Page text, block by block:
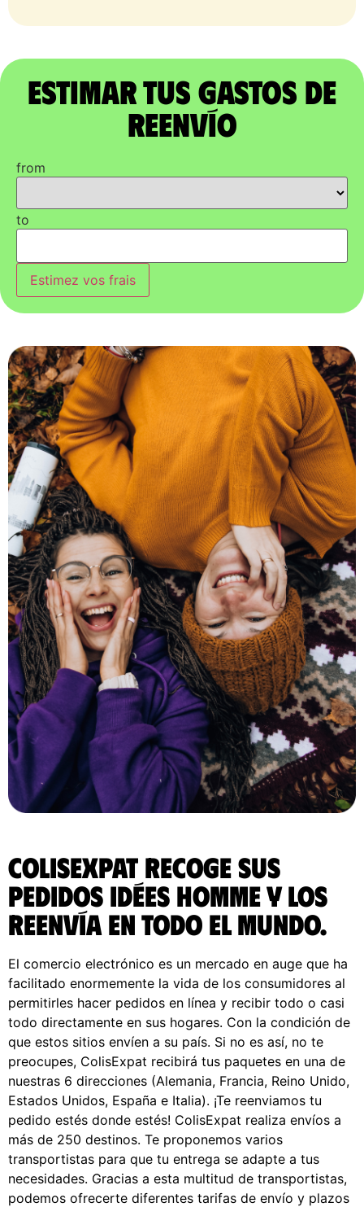
Estimar tus gastos de
reenvío
from
to
Estimez vos frais
ColisExpat recoge sus
pedidos Idées Homme y los
reenvía en todo el Mundo.
El comercio electrónico es un mercado en auge que ha
facilitado enormemente la vida de los consumidores al
permitirles hacer pedidos en línea y recibir todo o casi
todo directamente en sus hogares. Con la condición de
que estos sitios envíen a su país. Si no es así, no te
preocupes, ColisExpat recibirá tus paquetes en una de
nuestras 6 direcciones (Alemania, Francia, Reino Unido,
Estados Unidos, España e Italia). ¡Te reenviamos tu
pedido estés donde estés! ColisExpat realiza envíos a
más de 250 destinos. Te proponemos varios
transportistas para que tu entrega se adapte a tus
necesidades. Gracias a esta multitud de transportistas,
podemos ofrecerte diferentes tarifas de envío y plazos